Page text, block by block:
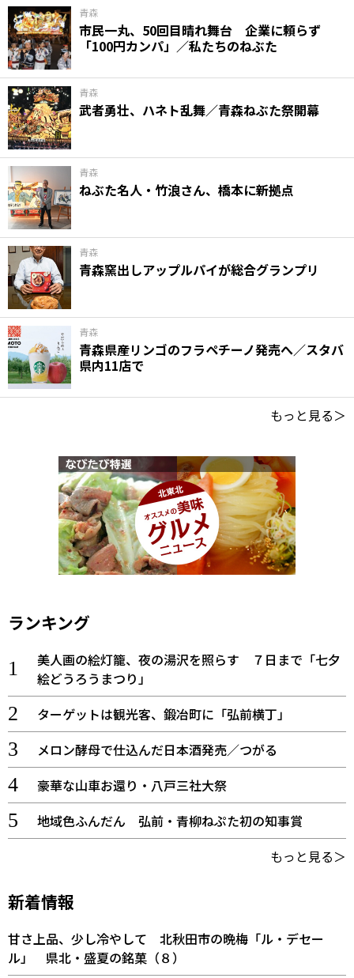
青森
市民一丸、50回目晴れ舞台 企業に頼らず
「100円カンパ」／私たちのねぶた
青森
武者勇壮、ハネト乱舞／青森ねぶた祭開幕
青森
ねぶた名人・竹浪さん、橋本に新拠点
青森
青森窯出しアップルパイが総合グランプリ
青森
青森県産リンゴのフラペチーノ発売へ／スタバ
県内11店で
もっと見る＞
ランキング
美人画の絵灯籠、夜の湯沢を照らす ７日まで「七夕
絵どうろうまつり」
ターゲットは観光客、鍛冶町に「弘前横丁」
メロン酵母で仕込んだ日本酒発売／つがる
豪華な山車お還り・八戸三社大祭
地域色ふんだん 弘前・青柳ねぷた初の知事賞
もっと見る＞
新着情報
甘さ上品、少し冷やして 北秋田市の晩梅「ル・デセー
ル」 県北・盛夏の銘菓（８）